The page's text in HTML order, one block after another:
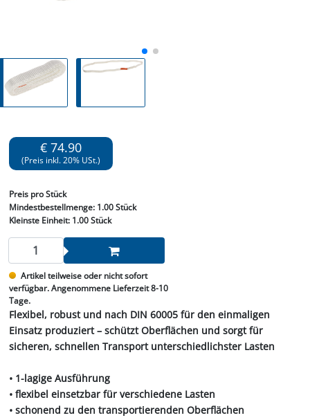
€ 74.90
(Preis inkl. 20% USt.)
Preis pro Stück
Mindestbestellmenge: 1.00 Stück
Kleinste Einheit:1.00 Stück
Artikel teilweise oder nicht sofort
verfügbar. Angenommene Lieferzeit 8-10
Tage.
Flexibel, robust und nach DIN 60005 für den einmaligen
Einsatz produziert – schützt Oberflächen und sorgt für
sicheren, schnellen Transport unterschiedlichster Lasten
• 1-lagige Ausführung
• flexibel einsetzbar für verschiedene Lasten
• schonend zu den transportierenden Oberflächen